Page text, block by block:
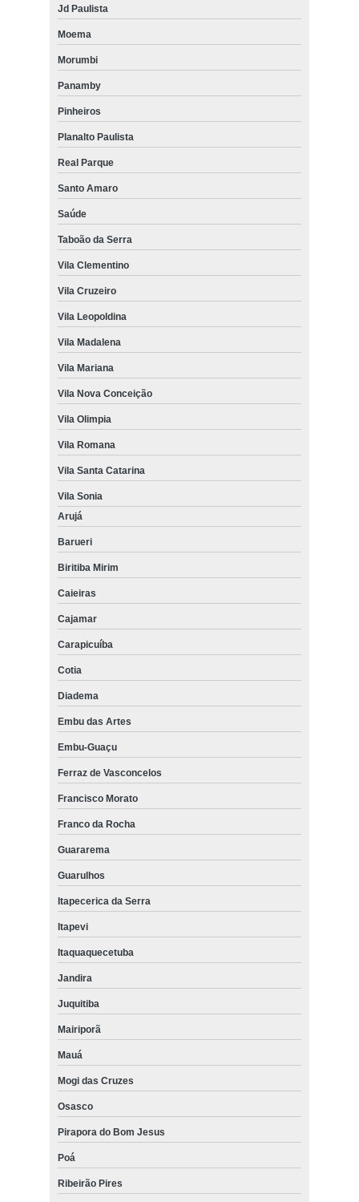
Jd Paulista
Moema
Morumbi
Panamby
Pinheiros
Planalto Paulista
Real Parque
Santo Amaro
Saúde
Taboão da Serra
Vila Clementino
Vila Cruzeiro
Vila Leopoldina
Vila Madalena
Vila Mariana
Vila Nova Conceição
Vila Olimpia
Vila Romana
Vila Santa Catarina
Vila Sonia
Arujá
Barueri
Biritiba Mirim
Caieiras
Cajamar
Carapicuíba
Cotia
Diadema
Embu das Artes
Embu-Guaçu
Ferraz de Vasconcelos
Francisco Morato
Franco da Rocha
Guararema
Guarulhos
Itapecerica da Serra
Itapevi
Itaquaquecetuba
Jandira
Juquitiba
Mairiporã
Mauá
Mogi das Cruzes
Osasco
Pirapora do Bom Jesus
Poá
Ribeirão Pires